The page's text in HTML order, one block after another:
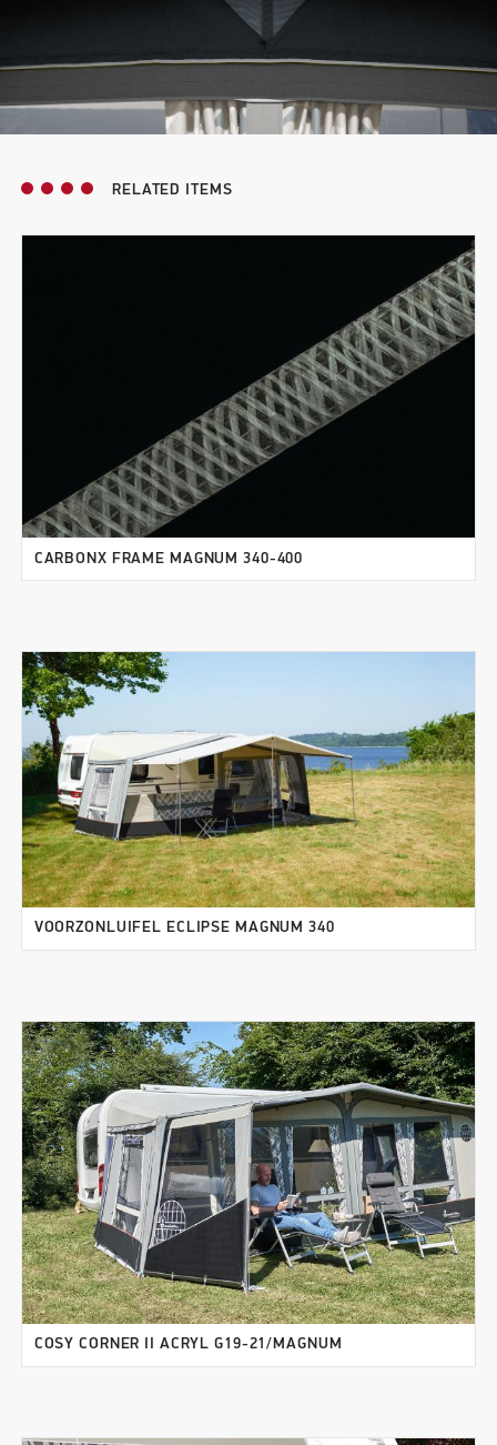
RELATED ITEMS
CARBONX FRAME MAGNUM 340-400
VOORZONLUIFEL ECLIPSE MAGNUM 340
COSY CORNER II ACRYL G19-21/MAGNUM